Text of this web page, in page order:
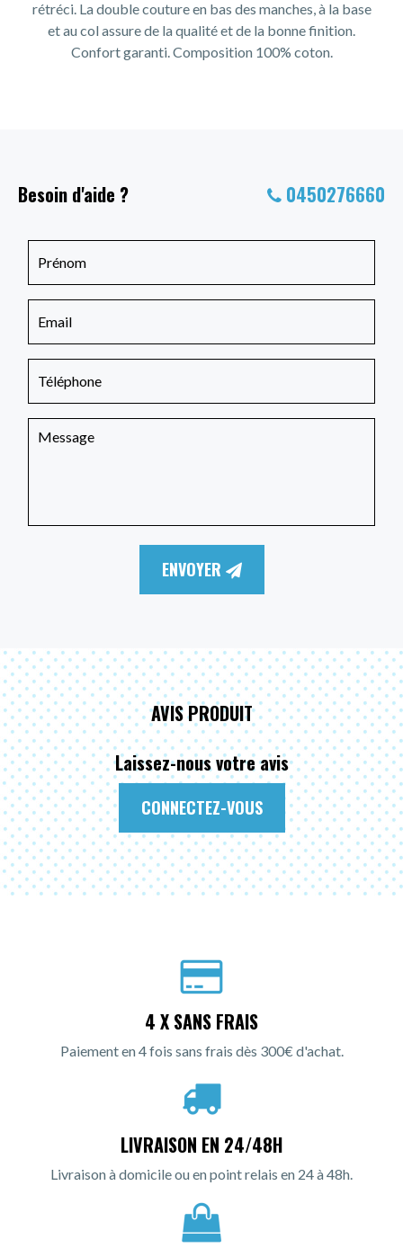
rétréci. La double couture en bas des manches, à la base
et au col assure de la qualité et de la bonne finition.
Confort garanti. Composition 100% coton.
Besoin d'aide ? 0450276660
ENVOYER
AVIS PRODUIT
Laissez-nous votre avis
CONNECTEZ-VOUS
4 X SANS FRAIS
Paiement en 4 fois sans frais dès 300€ d'achat.
LIVRAISON EN 24/48H
Livraison à domicile ou en point relais en 24 à 48h.